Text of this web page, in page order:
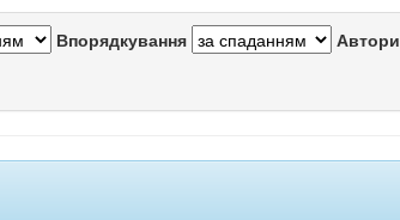
Впорядкування Автори